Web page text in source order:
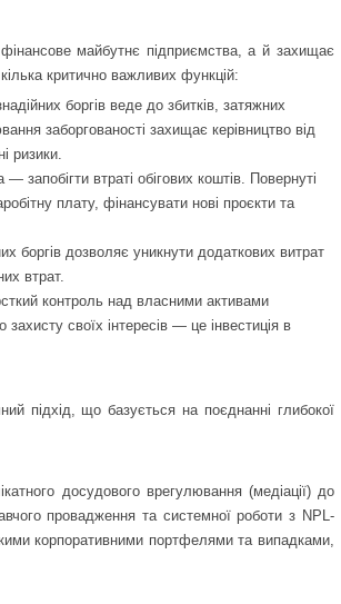
майбутнє підприємства, а й захищає
критично важливих функцій:
боргів веде до збитків, затяжних
заборгованості захищає керівництво від
ризики.
— запобігти втраті обігових коштів. Повернуті
плату, фінансувати нові проєкти та
боргів дозволяє уникнути додаткових витрат
втрат.
контроль над власними активами
своїх інтересів — це інвестиція в
підхід, що базується на поєднанні глибокої
досудового врегулювання (медіації) до
провадження та системної роботи з NPL-
корпоративними портфелями та випадками,